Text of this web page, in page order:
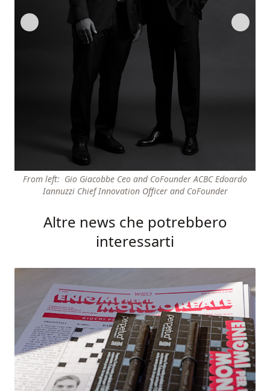
From left: Gio Giacobbe Ceo and CoFounder ACBC Edoardo
Iannuzzi Chief Innovation Officer and CoFounder
Altre news che potrebbero
interessarti